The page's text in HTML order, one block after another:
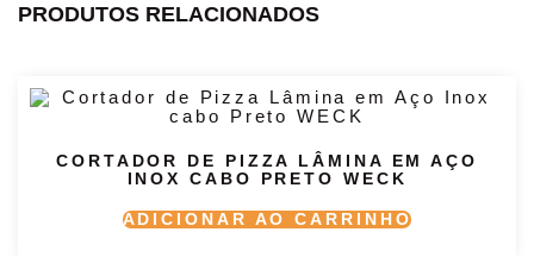
PRODUTOS RELACIONADOS
CORTADOR DE PIZZA LÂMINA EM AÇO
INOX CABO PRETO WECK
ADICIONAR AO CARRINHO